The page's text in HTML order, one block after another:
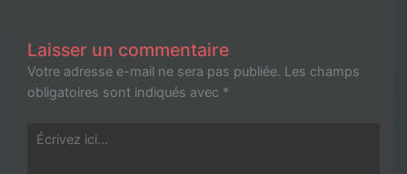
Laisser un commentaire
Votre adresse e-mail ne sera pas publiée. Les champs
obligatoires sont indiqués avec *
Écrivez